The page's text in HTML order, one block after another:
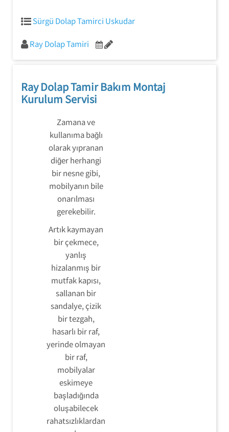
Sürgü Dolap Tamirci Uskudar
Ray Dolap Tamiri
Ray Dolap Tamir Bakım Montaj
Kurulum Servisi
Zamana ve
kullanıma bağlı
olarak yıpranan
diğer herhangi
bir nesne gibi,
mobilyanın bile
onarılması
gerekebilir.
Artık kaymayan
bir çekmece,
yanlış
hizalanmış bir
mutfak kapısı,
sallanan bir
sandalye, çizik
bir tezgah,
hasarlı bir raf,
yerinde olmayan
bir raf,
mobilyalar
eskimeye
başladığında
oluşabilecek
rahatsızlıklardan